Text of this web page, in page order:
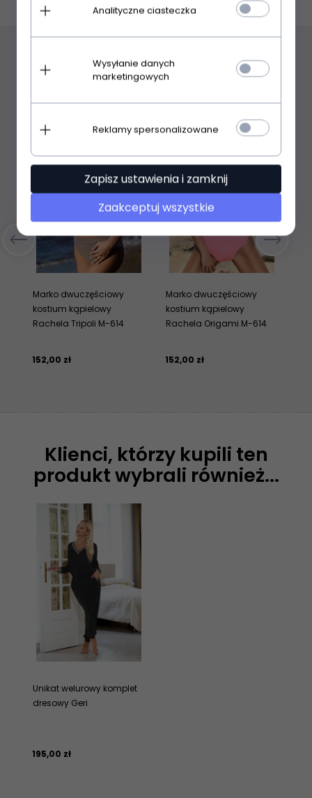
Polecamy
Marko dwuczęściowy
kostium kąpielowy
Rachela Tripoli M-614
152,00 zł
Marko dwuczęściowy
kostium kąpielowy
Rachela Origami M-614
152,00 zł
Klienci, którzy kupili ten
produkt wybrali również...
Unikat welurowy komplet
dresowy Geri
195,00 zł
Analityczne ciasteczka
Wysyłanie danych
marketingowych
Reklamy spersonalizowane
Zapisz ustawienia i zamknij
Zaakceptuj wszystkie